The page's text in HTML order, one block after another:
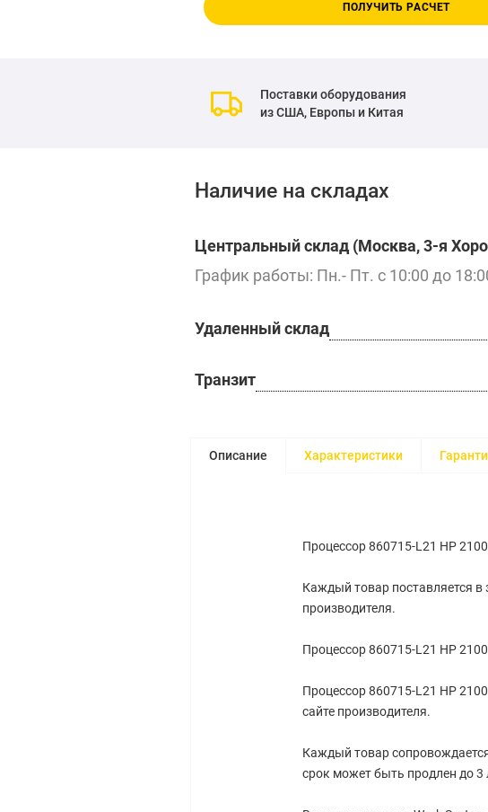
ПОЛУЧИТЬ РАСЧЕТ
Поставки оборудования
из США, Европы и Китая
Наличие на складах
Центральный склад (Москва, 3-я
График работы: Пн.- Пт. с 10:00 до
Удаленный склад
Транзит
Описание Характеристики
Процессор 860715-L21 HP
Каждый товар поставляется в
производителя.
Процессор 860715-L21 HP
Процессор 860715-L21 HP
сайте производителя.
Каждый товар
срок может быть продлен до 3